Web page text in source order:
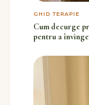
GHID TERAPIE
Cum decurge
pentru a